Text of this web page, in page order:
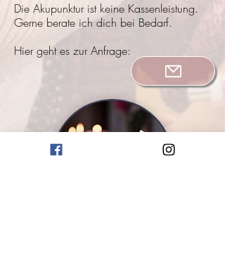
Die Akupunktur ist keine Kassenleistung.
Gerne berate ich dich bei Bedarf.
Hier geht es zur Anfrage: